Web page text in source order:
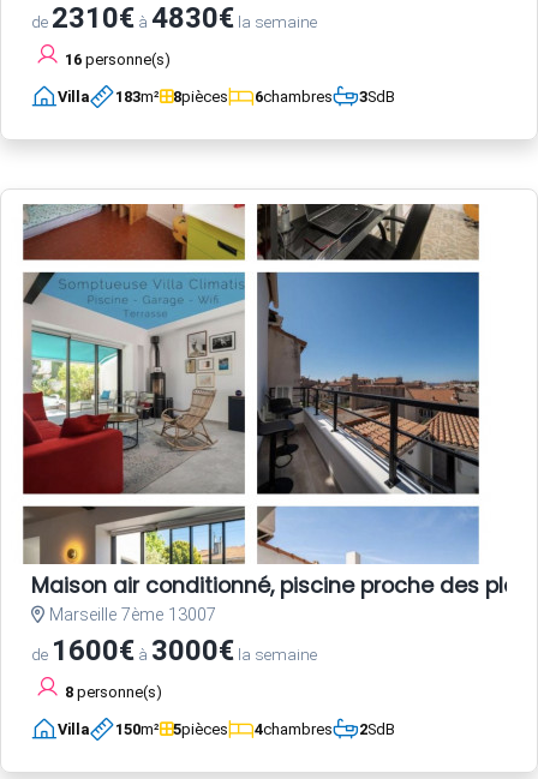
de 2310€ à 4830€ la semaine
16 personne(s)
Villa 183m² 8pièces 6chambres 3SdB
Maison air conditionné, piscine proche des
Marseille 7ème 13007
de 1600€ à 3000€ la semaine
8 personne(s)
Villa 150m² 5pièces 4chambres 2SdB